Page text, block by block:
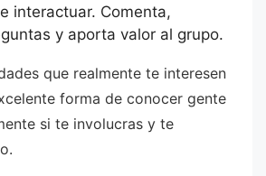
interactuar. Comenta,
y aporta valor al grupo.
que realmente te interesen
forma de conocer gente
si te involucras y te